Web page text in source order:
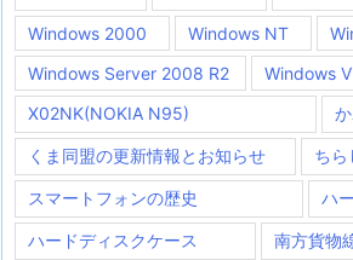
Windows 2000 Windows NT
Windows Server 2008 R2
Windows
X02NK(NOKIA N95)
くま同盟の更新情報とお知らせ ちら
スマートフォンの歴史 ハ
ハードディスクケース 南方貨物